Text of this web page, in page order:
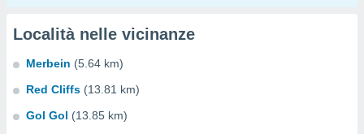
Località nelle vicinanze
Merbein (5.64 km)
Red Cliffs (13.81 km)
Gol Gol (13.85 km)